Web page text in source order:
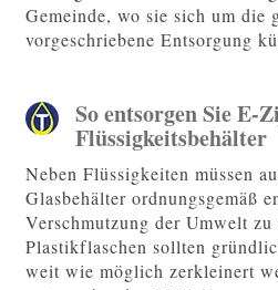
Gemeinde, wo sie sich um die
vorgeschriebene Entsorgung
So entsorgen Sie E-
Flüssigkeitsbehälter
Neben Flüssigkeiten müssen
Glasbehälter ordnungsgemäß
Verschmutzung der Umwelt zu
Plastikflaschen sollten
weit wie möglich zerkleinert